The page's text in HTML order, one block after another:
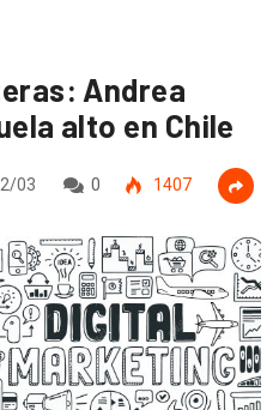
Andrea
alto en Chile
03 0 1407